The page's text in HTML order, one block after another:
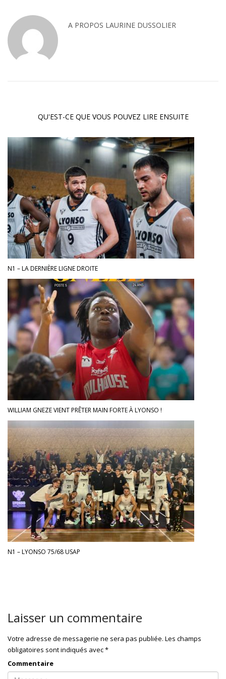
A PROPOS LAURINE DUSSOLIER
QU'EST-CE QUE VOUS POUVEZ LIRE ENSUITE
N1 – LA DERNIÈRE LIGNE DROITE
WILLIAM GNEZE VIENT PRÊTER MAIN FORTE À LYONSO !
N1 – LYONSO 75/68 USAP
Laisser un commentaire
Votre adresse de messagerie ne sera pas publiée. Les champs
obligatoires sont indiqués avec*
Commentaire